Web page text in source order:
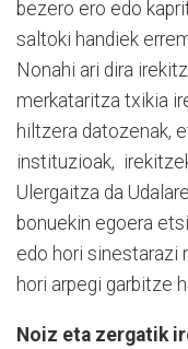
bezero ero edo
saltoki handiek
Nonahi ari dira
merkataritza txikia
hiltzera datozenak,
instituzioak,
Ulergaitza da
bonuekin egoera
edo hori sinestarazi
hori arpegi garbitze
Noiz eta zergatik